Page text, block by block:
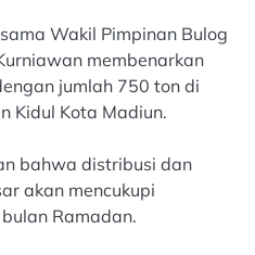
Wakil Pimpinan Bulog
membenarkan
jumlah 750 ton di
Kidul Kota Madiun.
bahwa distribusi dan
akan mencukupi
Ramadan.